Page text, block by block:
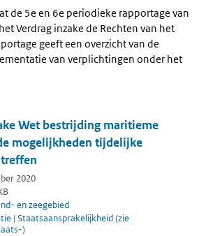
de 5e en 6e periodieke rapportage van
Verdrag inzake de Rechten van het
geeft een overzicht van de
van verplichtingen onder het
Wet bestrijding maritieme
mogelijkheden tijdelijke
2020
en zeegebied
| Staatsaansprakelijkheid (zie
)